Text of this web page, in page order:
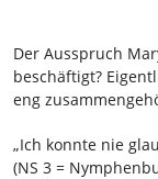
Der Ausspruch
beschäftigt?
eng
„Ich konnte nie
(NS 3 =